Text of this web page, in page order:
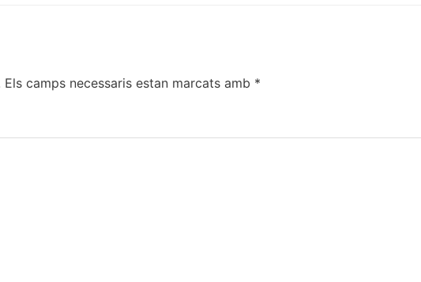
Els camps necessaris estan marcats amb *